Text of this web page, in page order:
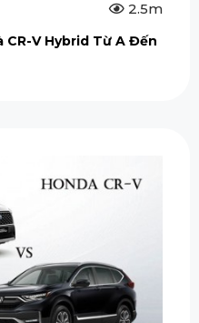
2.5m
CR-V Hybrid Từ A Đến